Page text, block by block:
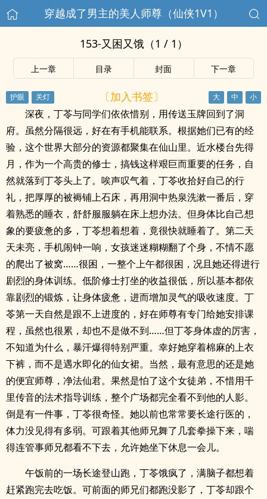
穿越成了男主的美人师尊（仙侠1V1）
153-又困又饿（1 / 1）
上一章 目录 封面 下一章
〔加入书签〕
深夜，丁苓与同学们依依惜别，用传送玉牌回到了洞
府。虽然分隔很远，好在有手机能联系。根据她们已有的经
验，这个世界大部分的资源都聚集在仙山里。近水楼台先得
月，作为一个高贵的修士，搞钱这样艰巨而重要的任务，自
然就落到丁苓头上了。唉声叹气着，丁苓收拾好自己的行
礼，把厚厚的被褥铺上石床，再用洞中热泉洗漱一番后，穿
着熟悉的睡衣，舒舒服服躺在床上想办法。但身体比自己想
象的要疲惫的多，丁苓想着想着，竟很快就睡着了。第二天
天未亮，手机闹钟一响，女孩迷迷糊糊翻了个身，不情不愿
的爬出了被窝……很困，一整个上午都很困，况且她还得进行
剧烈的身体训练。低阶修士打坐的收益很低，所以基本都依
靠剧烈的锻炼，让身体疲惫，进而增加灵气的吸收速度。丁
苓第一天自然是跟不上进度的，好在师尊有专门给她安排课
程，虽然也很累，却也不是做不到……但丁苓身体虚的厉害，
不知道为什么，暴汗爆得特别严重。幸好她穿着棉麻的上衣
下裤，而不是遇水即化的仙女裙。当然，最有意思的还是她
的便宜师尊，净法仙君。果然是怕了这个女徒弟，不惜用千
里传音的法术指导训练，整个广场都完全看不到他的人影。
倒是有一件事，丁苓很奇怪。她以前也常常要长途行医的，
体力没见得有多弱。可跟着其他师兄舞了几套拳操下来，喘
得连管事师兄都看不下去，允许她坐下休息一会儿。
午饭前的一场长途登山跑，丁苓饿疯了，满脑子都想着
赶紧跑完去吃饭。可前面的师兄们都跑没影了，丁苓却跟个